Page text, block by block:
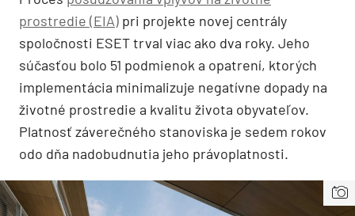
prostredie (EIA) pri projekte novej centrály
spoločnosti ESET trval viac ako dva roky. Jeho
súčasťou bolo 51 podmienok a opatrení, ktorých
implementácia minimalizuje negatívne dopady na
životné prostredie a kvalitu života obyvateľov.
Platnosť záverečného stanoviska je sedem rokov
odo dňa nadobudnutia jeho právoplatnosti.